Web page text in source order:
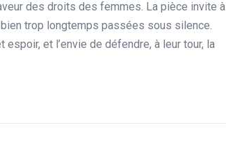
des droits des femmes. La pièce invite à
trop longtemps passées sous silence.
et l’envie de défendre, à leur tour, la